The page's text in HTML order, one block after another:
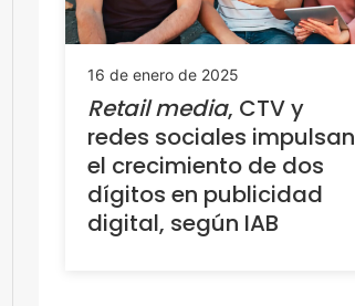
16 de enero de 2025
Retail media, CTV y
redes sociales impulsan
el crecimiento de dos
dígitos en publicidad
digital, según IAB